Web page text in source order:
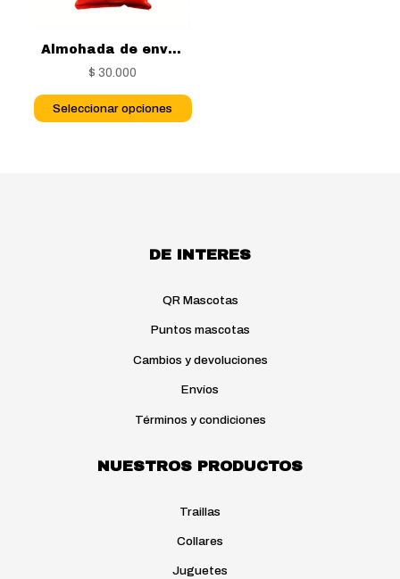
Almohada de envoltura de frituras
$ 30.000
Seleccionar opciones
producto
pueden
en
de
DE INTERES
QR Mascotas
Puntos mascotas
Cambios y devoluciones
Envíos
Términos y condiciones
NUESTROS PRODUCTOS
Traillas
Collares
Juguetes